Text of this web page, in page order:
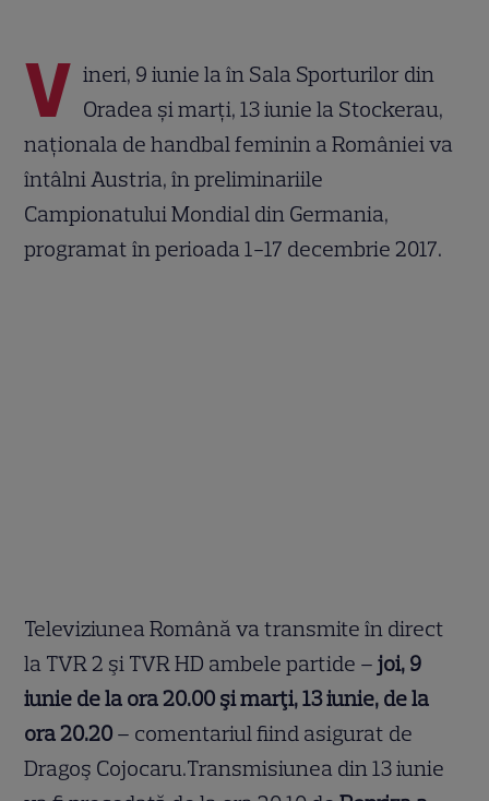
V ineri, 9 iunie la în Sala Sporturilor din
Oradea şi marţi, 13 iunie la Stockerau,
naţionala de handbal feminin a României va
întâlni Austria, în preliminariile
Campionatului Mondial din Germania,
programat în perioada 1-17 decembrie 2017.
Televiziunea Română va transmite în direct
la TVR 2 şi TVR HD ambele partide –joi, 9
iunie de la ora 20.00 şi marţi, 13 iunie, de la
ora 20.20 – comentariul fiind asigurat de
Dragoş Cojocaru.Transmisiunea din 13 iunie